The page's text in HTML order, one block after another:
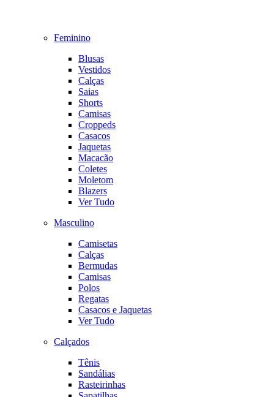
Feminino
Blusas
Vestidos
Calças
Saias
Shorts
Camisas
Croppeds
Casacos
Jaquetas
Macacão
Coletes
Moletom
Blazers
Ver Tudo
Masculino
Camisetas
Calças
Bermudas
Camisas
Polos
Regatas
Casacos e Jaquetas
Ver Tudo
Calçados
Tênis
Sandálias
Rasteirinhas